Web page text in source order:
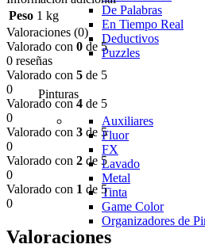
De Palabras
En Tiempo Real
Deductivos
Puzzles
Pinturas
Auxiliares
Fluor
FX
Lavado
Metal
Tinta
Game Color
Organizadores de
Peso 1 kg
Valoraciones (0)
Valorado con 0 de 5
0 reseñas
Valorado con 5 de 5
0
Valorado con 4 de 5
0
Valorado con 3 de 5
0
Valorado con 2 de 5
0
Valorado con 1 de 5
0
Valoraciones